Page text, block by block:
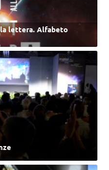
lettera. Alfabeto